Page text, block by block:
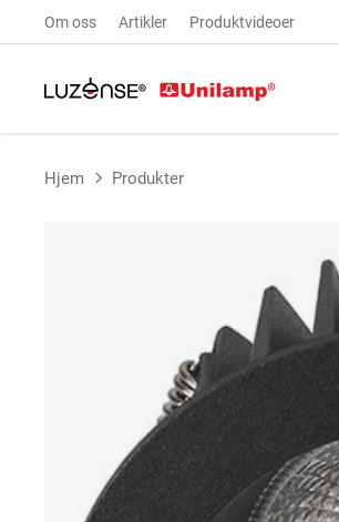
Om oss Artikler Produktvideoer
Hjem Produkter